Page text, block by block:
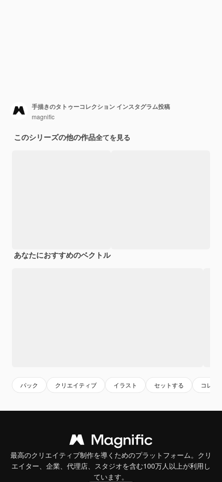
手描きのタトゥーコレクション インスタグラム投稿
magnific
このシリーズの他の作品全てを見る
あなたにおすすめのベクトル
パック クリエイティブ イラスト セットする コレク
最高のクリエイティブ制作を導くためのプラットフォーム。クリ
エイター、企業、代理店、スタジオを含む100万人以上が利用し
ています。